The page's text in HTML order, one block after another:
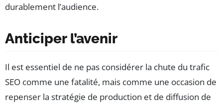
durablement l’audience.
Anticiper l’avenir
Il est essentiel de ne pas considérer la chute du trafic
SEO comme une fatalité, mais comme une occasion de
repenser la stratégie de production et de diffusion de